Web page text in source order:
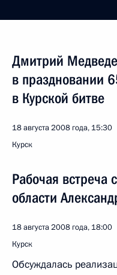
Дмитрий
в праздновании
в Курской битве
18 августа 2008 года, 15:30
Курск
Рабочая встреча
области
18 августа 2008 года, 18:00
Курск
Обсуждалась